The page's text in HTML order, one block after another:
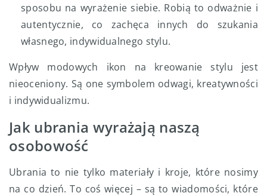
sposobu na wyrażenie siebie. Robią to odważnie i
autentycznie, co zachęca innych do szukania
własnego, indywidualnego stylu.
Wpływ modowych ikon na kreowanie stylu jest
nieoceniony. Są one symbolem odwagi, kreatywności
i indywidualizmu.
Jak ubrania wyrażają naszą
osobowość
Ubrania to nie tylko materiały i kroje, które nosimy
na co dzień. To coś więcej – są to wiadomości, które